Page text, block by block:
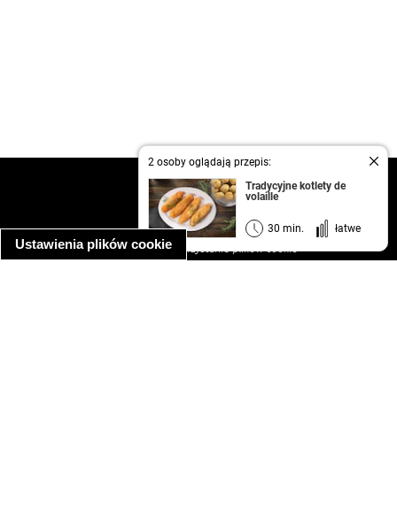
Ustawienia plików cookie
2 osoby oglądają przepis:
Tradycyjne kotlety de
volaille
30 min. łatwe
kontakt
regulamin
informacja o prywatności
informacja o wykorzystaniu plików cookie